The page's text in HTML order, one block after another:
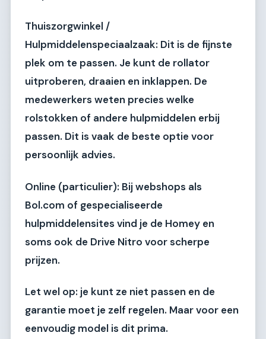
Thuiszorgwinkel /
Hulpmiddelenspeciaalzaak: Dit is de fijnste
plek om te passen. Je kunt de rollator
uitproberen, draaien en inklappen. De
medewerkers weten precies welke
rolstokken of andere hulpmiddelen erbij
passen. Dit is vaak de beste optie voor
persoonlijk advies.
Online (particulier): Bij webshops als
Bol.com of gespecialiseerde
hulpmiddelensites vind je de Homey en
soms ook de Drive Nitro voor scherpe
prijzen.
Let wel op: je kunt ze niet passen en de
garantie moet je zelf regelen. Maar voor een
eenvoudig model is dit prima.